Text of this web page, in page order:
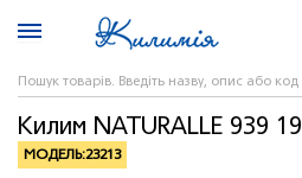
Килим NATURALLE 939 19
МОДЕЛЬ:23213